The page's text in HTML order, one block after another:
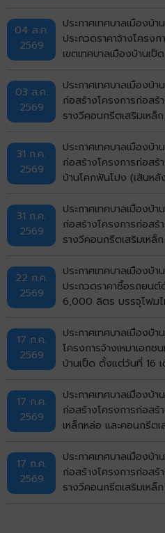
(e-bidding)
04 ส.ค.
2569
ประกาศเทศบาลเมืองบ้
ประกวดราคาจ้างโครง
เขตเทศบาลเมืองบ้านเ
อิเล็กทรอนิกส์ (e-
03 ส.ค.
2569
ประกาศเทศบาลเมืองบ้า
ก่อสร้างโครงการก่อส
รางวีคอนกรีตเสริมเห
ขอนแก่น จังหวัดขอนแก่
อิเล็กทรอนิกส์ (e-
31 ก.ค.
2569
ประกาศเทศบาลเมืองบ้า
ก่อสร้างโครงการก่อส
บ้านโคกฟันโปง (เส้นห
จังหวัดขอนแก่น ด้วยวิธี
bidding)
31 ก.ค.
2569
ประกาศเทศบาลเมืองบ้า
ก่อสร้างโครงการก่อส
รางวีคอนกรีตเสริมเหล็
ด้วยวิธีประกวดราคาอิ
22 ก.ค.
2569
ประกาศเทศบาลเมืองบ้
ประกวดราคาซื้อรถยน
6,000 ลิตร บรรจุโฟม
ตั้งระบบปั๊มแรงดันสูงแ
จำนวน 1 คัน ด้วยวิธีปร
bidding)
17 ก.ค.
2569
ประกาศเทศบาลเมืองบ้า
โครงการจ้างเหมาเอกช
บ้านเป็ด ตั้งแต่วันที่ 16
(e-bidding)
17 ก.ค.
2569
ประกาศเทศบาลเมืองบ้า
ก่อสร้างโครงการก่อส
เหล็กหล่อ และคอนกรีต
อำเภอเมืองขอนแก่น จั
อิเล็กทรอนิกส์ (e-
17 ก.ค.
2569
ประกาศเทศบาลเมืองบ้า
ก่อสร้างโครงการก่อส
รางวีคอนกรีตเสริมเห
ขอนแก่น ด้วยวิธีประก